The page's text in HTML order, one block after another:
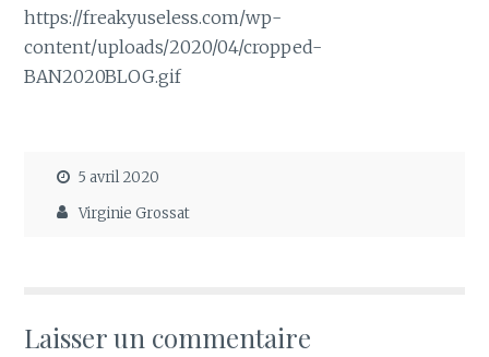
https://freakyuseless.com/wp-
content/uploads/2020/04/cropped-
BAN2020BLOG.gif
5 avril 2020
Virginie Grossat
Laisser un commentaire